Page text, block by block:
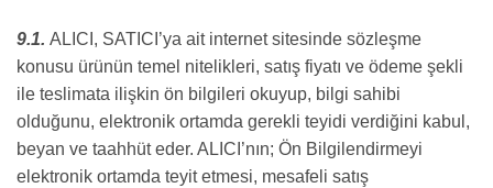
9.1. ALICI, SATICI’ya ait internet sitesinde sözleşme
konusu ürünün temel nitelikleri, satış fiyatı ve ödeme şekli
ile teslimata ilişkin ön bilgileri okuyup, bilgi sahibi
olduğunu, elektronik ortamda gerekli teyidi verdiğini kabul,
beyan ve taahhüt eder. ALICI’nın; Ön Bilgilendirmeyi
elektronik ortamda teyit etmesi, mesafeli satış